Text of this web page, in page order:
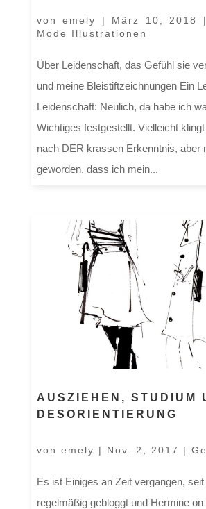
vonemely | März 10, 2018
Mode Illustrationen
Über Leidenschaft, das Gefühl sie
und meine Bleistiftzeichnungen Ein
Leidenschaft: Neulich, da habe ich
Wichtiges festgestellt. Vielleicht
nach DER krassen Erkenntnis, aber
geworden, dass ich mein...
AUSZIEHEN, STUDIUM
DESORIENTIERUNG
von emely | Nov. 2, 2017 |
Es ist Einiges an Zeit vergangen,
regelmäßig gebloggt und Hermine